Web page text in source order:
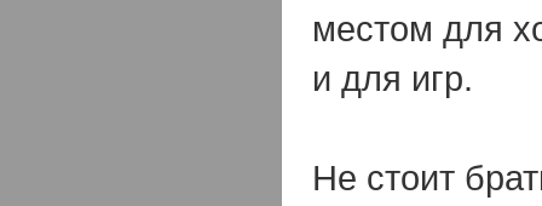
местом для
и для игр.
Не стоит